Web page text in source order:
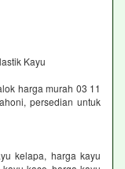
Kayu
harga murah 03 11
persedian untuk
kelapa, harga kayu